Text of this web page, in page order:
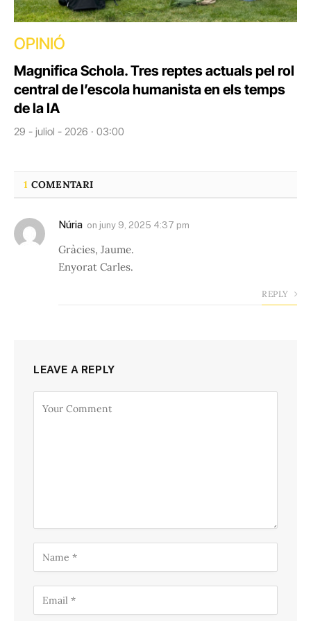
OPINIÓ
Magnifica Schola. Tres reptes actuals pel rol
central de l’escola humanista en els temps
de la IA
29 - juliol - 2026 · 03:00
1 COMENTARI
Núria on juny 9, 2025 4:37 pm
Gràcies, Jaume.
Enyorat Carles.
REPLY
LEAVE A REPLY